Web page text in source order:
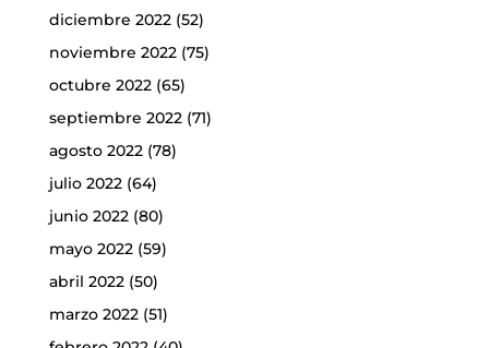
diciembre 2022(52)
noviembre 2022(75)
octubre 2022(65)
septiembre 2022(71)
agosto 2022(78)
julio 2022(64)
junio 2022(80)
mayo 2022(59)
abril 2022(50)
marzo 2022(51)